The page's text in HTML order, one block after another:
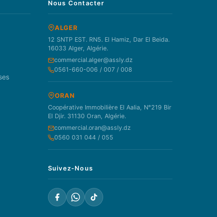
Nous Contacter
ALGER
12 SNTP EST. RN5. El Hamiz, Dar El Beida.
16033 Alger, Algérie.
commercial.alger@assly.dz
0561-660-006 / 007 / 008
ORAN
Coopérative Immobilière El Aalia, N°219 Bir
El Djir. 31130 Oran, Algérie.
commercial.oran@assly.dz
0560 031 044 / 055
Suivez-Nous